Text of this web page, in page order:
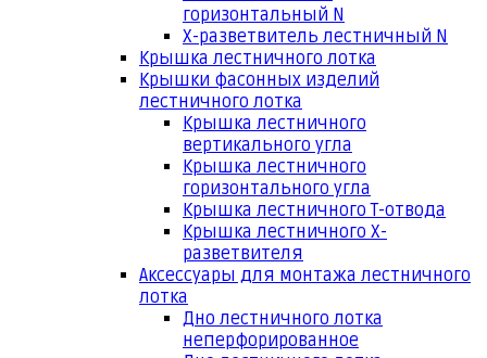
горизонтальный N
Х-разветвитель лестничный N
Крышка лестничного лотка
Крышки фасонных изделий
лестничного лотка
Крышка лестничного
вертикального угла
Крышка лестничного
горизонтального угла
Крышка лестничного Т-отвода
Крышка лестничного Х-
разветвителя
Аксессуары для монтажа лестничного
лотка
Дно лестничного лотка
неперфорированное